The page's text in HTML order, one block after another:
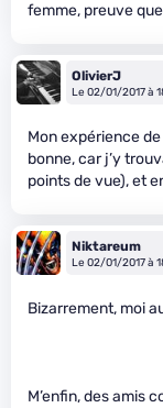
femme, preuve
OlivierJ
Le 02/01/2017 à
Mon expérience
bonne, car j’y
points de vue), et
Niktareum
Le 02/01/2017 à
Bizarrement, moi
M’enfin, des amis